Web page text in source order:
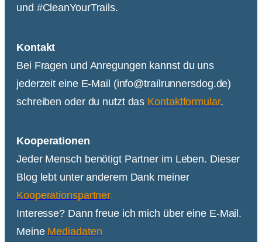
und #CleanYourTrails.
Kontakt
Bei Fragen und Anregungen kannst du uns
jederzeit eine E-Mail (info@trailrunnersdog.de)
schreiben oder du nutzt das Kontaktformular.
Kooperationen
Jeder Mensch benötigt Partner im Leben. Dieser
Blog lebt unter anderem Dank meiner
Kooperationspartner.
Interesse? Dann freue ich mich über eine E-Mail.
Meine Mediadaten